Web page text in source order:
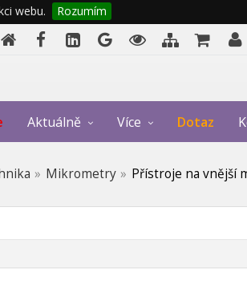
webu. Rozumím
Aktuálně Více Dotaz
Mikrometry Přístroje na vnější